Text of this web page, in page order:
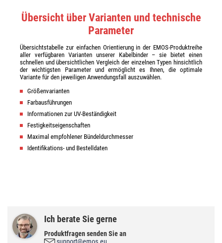
Übersicht über Varianten und technische
Parameter
Übersichtstabelle zur einfachen Orientierung in der EMOS-Produktreihe
aller verfügbaren Varianten unserer Kabelbinder – sie bietet einen
schnellen und übersichtlichen Vergleich der einzelnen Typen hinsichtlich
der wichtigsten Parameter und ermöglicht es Ihnen, die optimale
Variante für den jeweiligen Anwendungsfall auszuwählen.
Größenvarianten
Farbausführungen
Informationen zur UV-Beständigkeit
Festigkeitseigenschaften
Maximal empfohlener Bündeldurchmesser
Identifikations- und Bestelldaten
Ich berate Sie gerne
Produktfragen senden Sie an
support@emos.eu